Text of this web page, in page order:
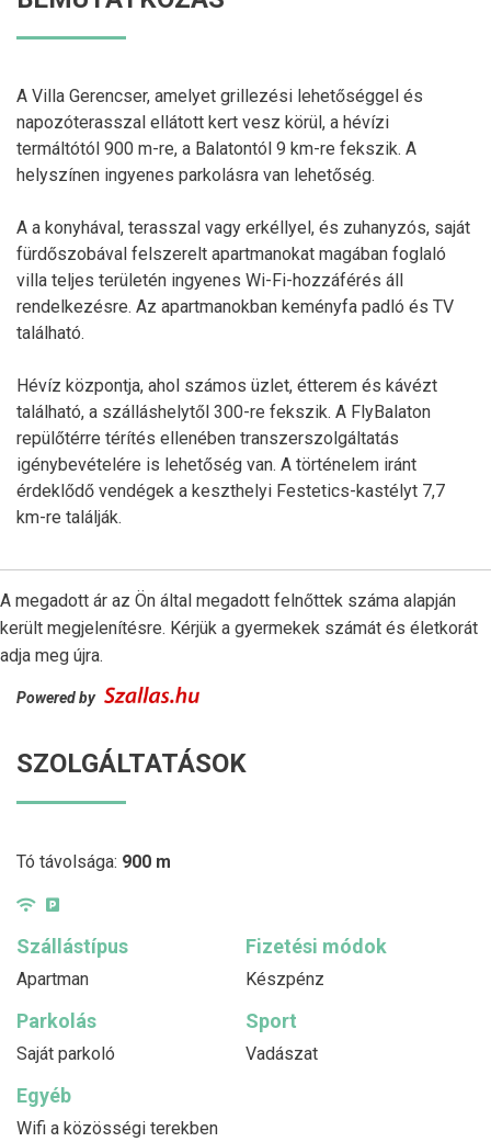
A Villa Gerencser, amelyet grillezési lehetőséggel és
napozóterasszal ellátott kert vesz körül, a hévízi
termáltótól 900 m-re, a Balatontól 9 km-re fekszik. A
helyszínen ingyenes parkolásra van lehetőség.
A a konyhával, terasszal vagy erkéllyel, és zuhanyzós, saját
fürdőszobával felszerelt apartmanokat magában foglaló
villa teljes területén ingyenes Wi-Fi-hozzáférés áll
rendelkezésre. Az apartmanokban keményfa padló és TV
található.
Hévíz központja, ahol számos üzlet, étterem és kávézt
található, a szálláshelytől 300-re fekszik. A FlyBalaton
repülőtérre térítés ellenében transzerszolgáltatás
igénybevételére is lehetőség van. A történelem iránt
érdeklődő vendégek a keszthelyi Festetics-kastélyt 7,7
km-re találják.
A megadott ár az Ön által megadott felnőttek száma alapján
került megjelenítésre. Kérjük a gyermekek számát és életkorát
adja meg újra.
Powered by
SZOLGÁLTATÁSOK
Tó távolsága: 900 m
Szállástípus
Apartman
Fizetési módok
Készpénz
Parkolás
Saját parkoló
Sport
Vadászat
Egyéb
Wifi a közösségi terekben